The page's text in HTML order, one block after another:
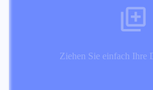
Ziehen Sie einfach Ihre